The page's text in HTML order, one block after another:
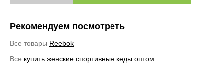
Рекомендуем посмотреть
Все товары Reebok
Все купить женские спортивные кеды оптом